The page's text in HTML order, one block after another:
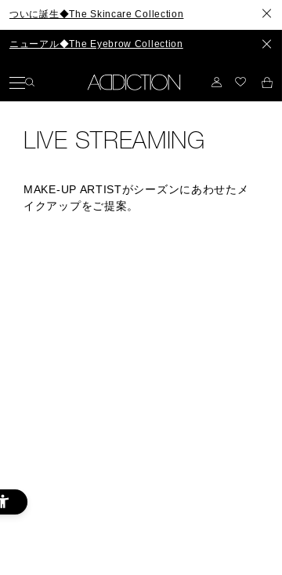
ついに誕生◆The Skincare Collection
ニューアル◆The Eyebrow Collection
LIVE STREAMING
MAKE-UP ARTISTがシーズンにあわせたメ
イクアップをご提案。